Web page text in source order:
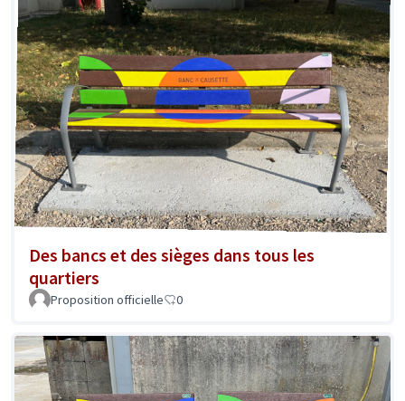
Des bancs et des sièges dans tous les
quartiers
Proposition officielle 0